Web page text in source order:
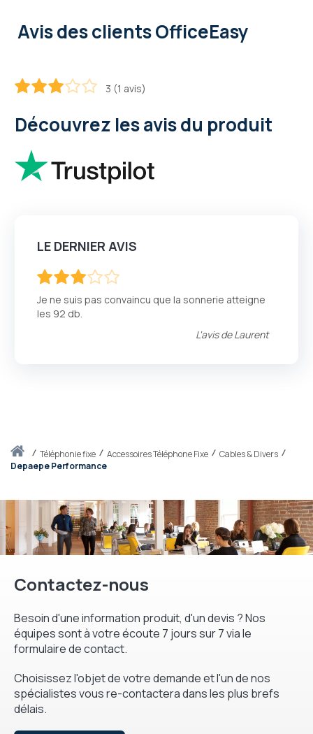
Accueiltéléphonie fixe Accessoires Téléphone Fixe
Cables & Divers
Depaepe Performance
Avis des clients OfficeEasy
3 (1 avis)
Découvrez les avis du produit
LE DERNIER AVIS
Je ne suis pas convaincu que la sonnerie atteigne
les 92 db.
L'avis deLaurent
Contactez-nous
Besoin d'une information produit, d'un devis ? Nos
équipes sont à votre écoute 7 jours sur 7 via le
formulaire de contact.
Choisissez l'objet de votre demande et l'un de nos
spécialistes vous re-contactera dans les plus brefs
délais.